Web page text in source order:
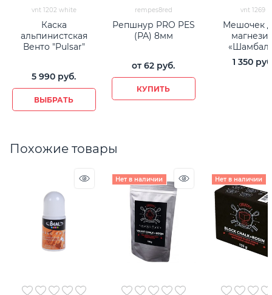
vnt 1202 white
Каска
альпинистская
Венто "Pulsar"
5 990 руб.
ВЫБРАТЬ
rempes8red
Репшнур PRO PES
(РА) 8мм
от62 руб.
КУПИТЬ
vnt 1269
Мешочек
1 350
Похожие товары
Нет в наличии Нет в наличии